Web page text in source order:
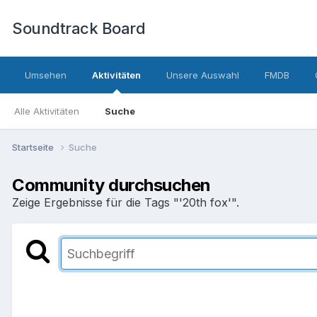
Soundtrack Board
Umsehen Aktivitäten
Alle Aktivitäten Suche
Unsere Auswahl FMDB
Startseite Suche
Community durchsuchen
Zeige Ergebnisse für die Tags "'20th fox'".